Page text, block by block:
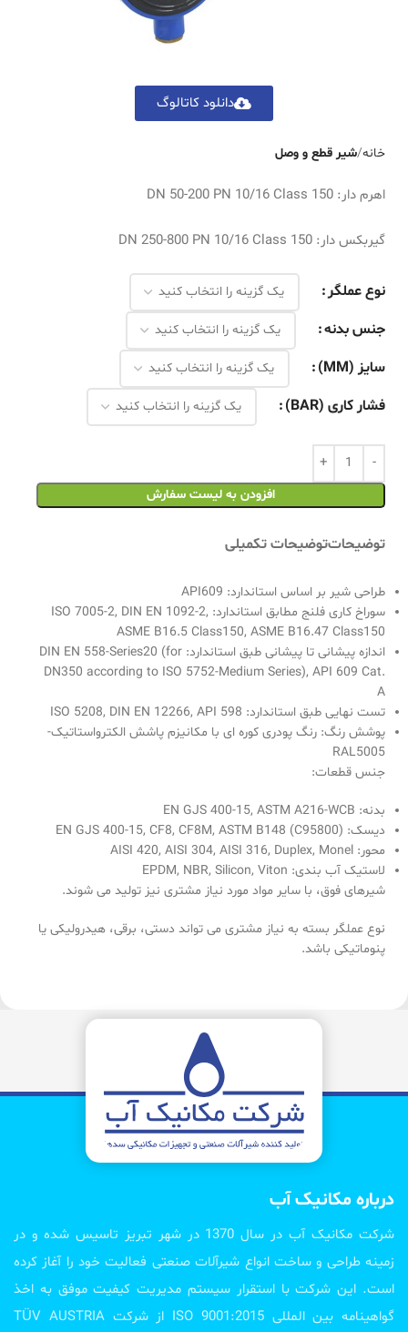
خانه شیر قطع و وصل
اهرم دار: DN 50-200 PN 10/16 Class 150
گیربکس دار: DN 250-800 PN 10/16 Class 150
نوع عملگر
جنس بدنه
سایز (MM)
فشار کاری (BAR)
افزودن به لیست سفارش
توضیحاتتوضیحات تکمیلی
طراحی شیر بر اساس استاندارد: API609
سوراخ کاری فلنج مطابق استاندارد: ISO 7005-2, DIN EN 1092-2,
ASME B16.5 Class150, ASME B16.47 Class150
اندازه پیشانی تا پیشانی طبق استاندارد: DIN EN 558-Series20 (for
DN350 according to ISO 5752-Medium Series), API 609 Cat.
A
تست نهایی طبق استاندارد: ISO 5208, DIN EN 12266, API 598
پوشش رنگ: رنگ پودری کوره ای با مکانیزم پاشش الکترواستاتیک-
RAL5005
جنس قطعات:
بدنه: EN GJS 400-15, ASTM A216-WCB
دیسک: EN GJS 400-15, CF8, CF8M, ASTM B148 (C95800)
محور: AISI 420, AISI 304, AISI 316, Duplex, Monel
لاستیک آب بندی: EPDM, NBR, Silicon, Viton
شیرهای فوق، با سایر مواد مورد نیاز مشتری نیز تولید می شوند.
نوع عملگر بسته به نیاز مشتری می تواند دستی، برقی، هیدرولیکی یا
پنوماتیکی باشد.
دانلود کاتالوگ
درباره مکانیک آب
شرکت مکانیک آب در سال 1370 در شهر تبریز تاسیس شده و در
زمینه طراحی و ساخت انواع شیرآلات صنعتی فعالیت خود را آغاز کرده
است. این شرکت با استقرار سیستم مدیریت کیفیت موفق به اخذ
گواهینامه بین المللی ISO 9001:2015 از شرکت TÜV AUSTRIA